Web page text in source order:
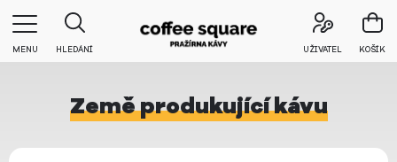
MENU HLEDÁNÍ UŽIVATEL KOŠÍK
Země produkující kávu